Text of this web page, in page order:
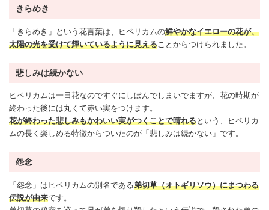
きらめき
「きらめき」という花言葉は、ヒペリカムの鮮やかなイエローの花が、
太陽の光を受けて輝いているように見える ことからつけられました。
悲しみは続かない
ヒペリカムは一日花なのですぐにしぼんでしまいでますが、花の時期が
終わった後には丸くて赤い実をつけます。
花が終わった悲しみもかわいい実がつくことで晴れるという、ヒペリカ
ムの長く楽しめる特徴からついたのが「悲しみは続かない」です。
怨念
「怨念」はヒペリカムの別名である弟切草（オトギリソウ）にまつわる
伝説が由来です。